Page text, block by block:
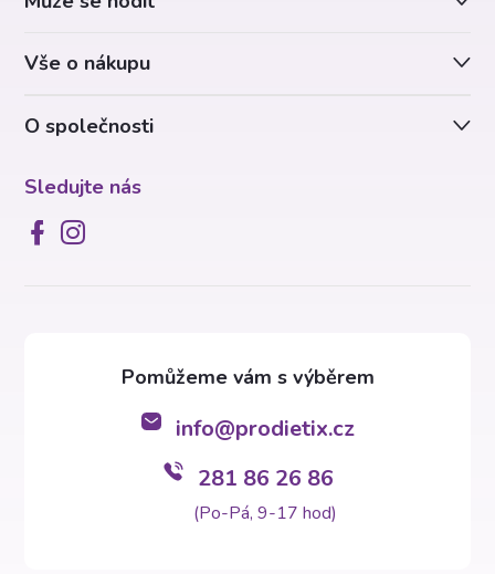
k
v
ý
p
O společnosti
Sledujte nás
Vše o nákupu
info@prodietix.cz
281 86 26 86
(Po-Pá, 9-17 hod)